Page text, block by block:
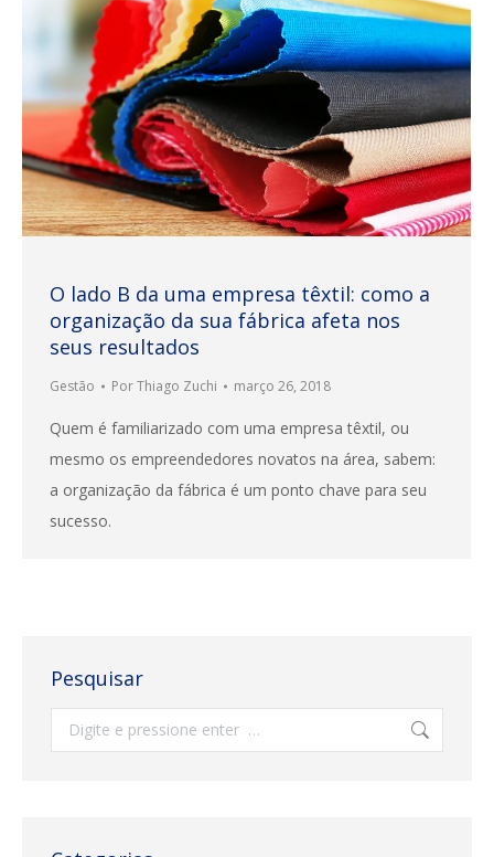
O lado B da uma empresa têxtil: como a
organização da sua fábrica afeta nos
seus resultados
Gestão PorThiago Zuchi março 26, 2018
Quem é familiarizado com uma empresa têxtil, ou
mesmo os empreendedores novatos na área, sabem:
a organização da fábrica é um ponto chave para seu
sucesso.
Pesquisar
Search: